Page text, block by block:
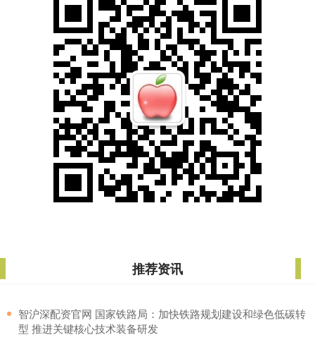
推荐资讯
​智沪深配资官网 国家铁路局：加快铁路规划建设和绿色低碳转
型 推进关键核心技术装备研发